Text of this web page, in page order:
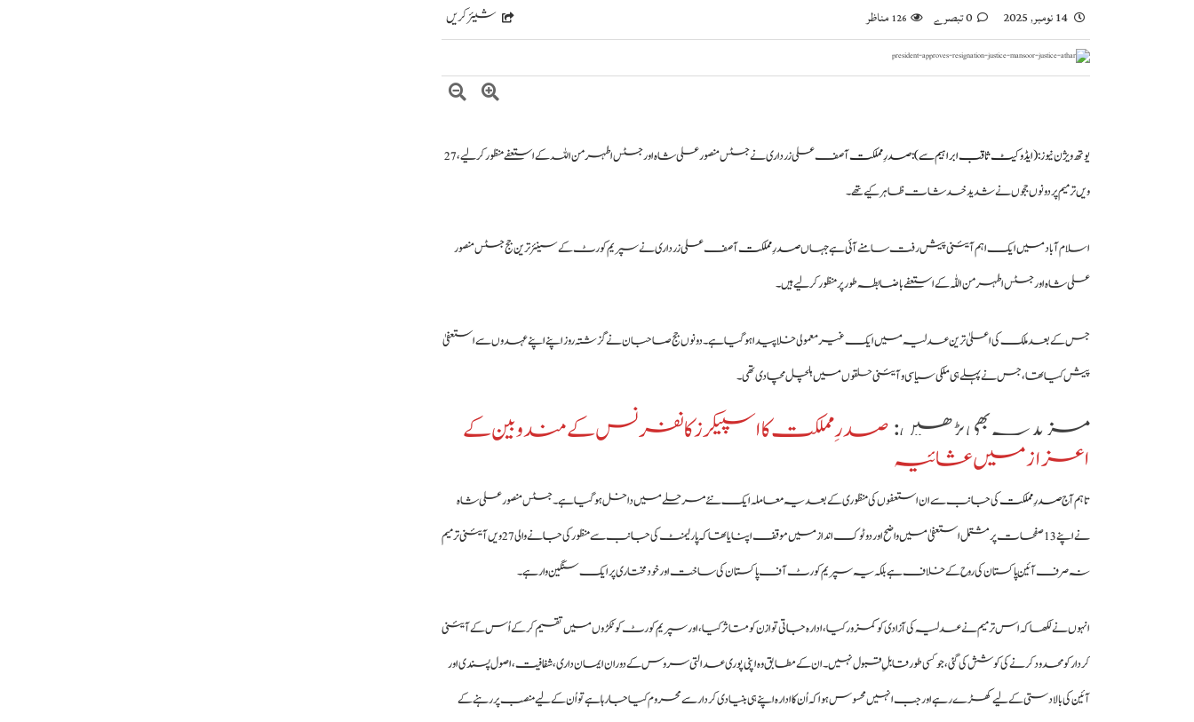
شیئر کریں 14 نومبر, 2025 126مناظر
یوتھ ویژن نیوز:(ایڈوکیٹ ثاقب ابراہیم سے):صدرِ مملکت
آصف علی زرداری نے جسٹس منصور علی شاہ اور جسٹس اطہر من اللہ کے استعفے منظور کر لیے، 27
ویں ترمیم پر دونوں ججوں نے شدید خدشات ظاہر کیے تھے۔
اسلام آباد میں ایک اہم آئینی پیش رفت سامنے آئی ہے جہاںصدرِ مملکتآصف علی زرداری نے سپریم کورٹ کے سینئر ترین جج جسٹس منصور
علی شاہ اور جسٹس اطہر من اللّٰہ کے استعفے باضابطہ طور پر منظور کر لیے ہیں۔
جس کے بعد ملک کی اعلیٰ ترین عدلیہ میں ایک غیر معمولی خلا پیدا ہو گیا ہے۔ دونوں جج صاحبان نے گزشتہ روز اپنے اپنے عہدوں سے استعفیٰ
پیش کیا تھا، جس نے پہلے ہی ملکی سیاسی و آئینی حلقوں میں ہلچل مچا دی تھی۔
مزید یہ بھی پڑھیں:صدرِ مملکت کا اسپیکرز کانفرنس کے مندوبین کے
اعزاز میں عشائیہ
تاہم آجصدرِ مملکتکی جانب سے ان استعفوں کی منظوری کے بعد یہ معاملہ ایک نئے مرحلے میں داخل ہو گیا ہے۔ جسٹس منصور علی شاہ
نے اپنے 13 صفحات پر مشتمل استعفیٰ میں واضح اور دوٹوک انداز میں موقف اپنایا تھا کہ پارلیمنٹ کی جانب سے منظور کی جانے والی 27 ویں آئینی ترمیم
نہ صرف آئین پاکستان کی روح کے خلاف ہے بلکہ یہ سپریم کورٹ آف پاکستان کی ساخت اور خودمختاری پر ایک سنگین وار ہے۔
انہوں نے لکھا کہ اس ترمیم نے عدلیہ کی آزادی کو کمزور کیا، ادارہ جاتی توازن کو متاثر کیا، اور سپریم کورٹ کو ٹکڑوں میں تقسیم کر کے اُس کے آئینی
کردار کو محدود کرنے کی کوشش کی گئی، جو کسی طور قابلِ قبول نہیں۔ ان کے مطابق وہ اپنی پوری عدالتی سروس کے دوران ایمان داری، شفافیت، اصول پسندی اور
آئین کی بالادستی کے لیے کھڑے رہے اور جب انہیں محسوس ہوا کہ اُن کا ادارہ اپنے ہی بنیادی کردار سے محروم کیا جا رہا ہے تو اُن کے لیے منصب پر رہنے کے